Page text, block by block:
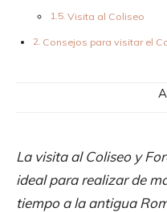
Visita al Coliseo
Consejos para visitar el
La visita al Coliseo y
ideal para realizar de
tiempo a la antigua